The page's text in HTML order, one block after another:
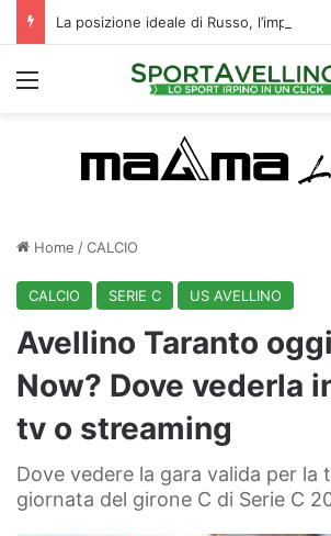
Menu
Home /CALCIO
CALCIO SERIE C US AVELLINO
Avellino Taranto
Now? Dove vederla
tv o streaming
Dove vedere la gara valida per la
giornata del girone C di Serie C